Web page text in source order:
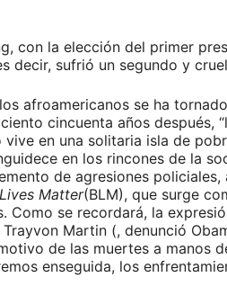
con la elección del primer
decir, sufrió un segundo y
afroamericanos se ha
cincuenta años después,
en una solitaria isla de
en los rincones de la
de agresiones policiales,
Matter(BLM), que surge
Como se recordará, la
Martin (, denunció
de las muertes a manos
enseguida, los